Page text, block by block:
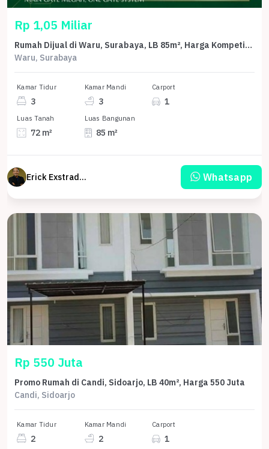
Rp 1,05 Miliar
Rumah Dijual di Waru, Surabaya, LB 85m², Harga Kompetitif!
Waru, Surabaya
Kamar Tidur
3
Kamar Mandi
3
Carport
1
Luas Tanah
72 m²
Luas Bangunan
85 m²
Erick Exstrada Susanto Whatsapp
Rp 550 Juta
Promo Rumah di Candi, Sidoarjo, LB 40m², Harga 550 Juta
Candi, Sidoarjo
Kamar Tidur
2
Kamar Mandi
2
Carport
1